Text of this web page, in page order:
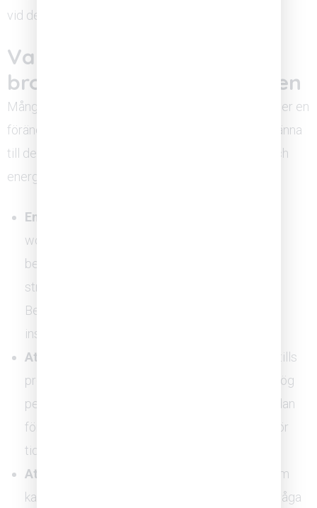
vid det första.
Vanliga misstag som
bromsar återuppbyggnaden
Många organisationer gör välmenande insatser efter en
förändring som ändå inte ger önskat resultat. Att känna
till de vanligaste fallgroparna kan spara både tid och
energi.
Engångsinsatser utan uppföljning:
workshop om psykologisk trygghet ger sällan
bestående effekt om den inte följs upp med
strukturerad träning och mätning över tid.
Beteendeförändring kräver repetition, inte
inspiration vid ett enstaka tillfälle.
Att mäta för sent:
Organisationer som väntar tills
problemen blivit uppenbara, hög sjukfrånvaro, hög
personalomsättning eller öppen konflikt, har redan
förlorat värdefull tid. Tidig kartläggning möjliggör
tidiga insatser.
Att blanda ihop trivsel med trygghet:
Ett team
kan uppge att de trivs på jobbet och ändå inte våga